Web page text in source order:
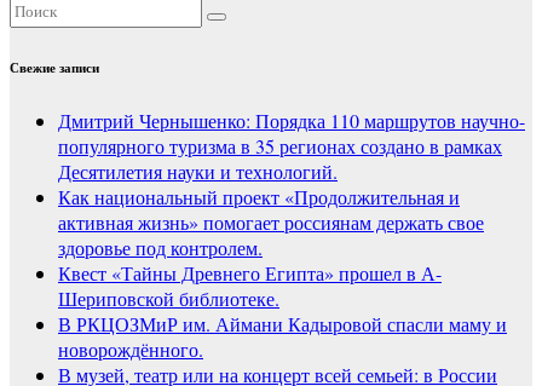
Свежие записи
Дмитрий Чернышенко: Порядка 110 маршрутов научно-
популярного туризма в 35 регионах создано в рамках
Десятилетия науки и технологий.
Как национальный проект «Продолжительная и
активная жизнь» помогает россиянам держать свое
здоровье под контролем.
Квест «Тайны Древнего Египта» прошел в А-
Шериповской библиотеке.
В РКЦОЗМиР им. Аймани Кадыровой спасли маму и
новорождённого.
В музей, театр или на концерт всей семьей: в России